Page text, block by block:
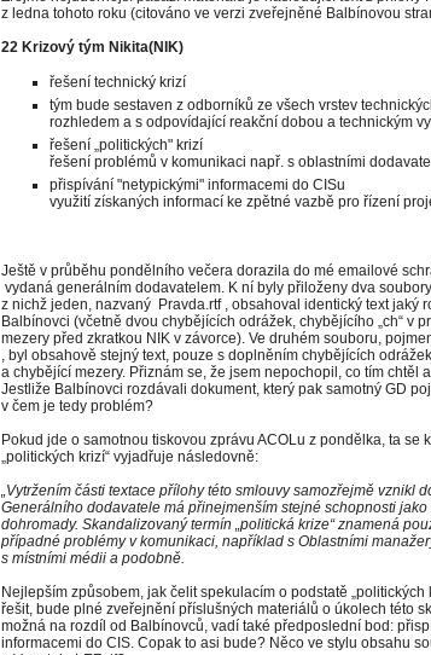
z ledna tohoto roku (citováno ve verzi zveřejněné Balbínovou
22 Krizový tým Nikita(NIK)
řešení technický krizí
tým bude sestaven z odborníků ze všech vrstev
rozhledem a s odpovídající reakční dobou a technickým
řešení „politických" krizí
řešení problémů v komunikaci např. s oblastními
přispívání "netypickými" informacemi do CISu
využití získaných informací ke zpětné vazbě pro řízení
Ještě v průběhu pondělního večera dorazila do mé emailové
vydaná generálním dodavatelem. K ní byly přiloženy dva
z nichž jeden, nazvaný Pravda.rtf , obsahoval identický text jaký
Balbínovci (včetně dvou chybějících odrážek, chybějícího „ch“ v
mezery před zkratkou NIK v závorce). Ve druhém souboru,
, byl obsahově stejný text, pouze s doplněním chybějících
a chybějící mezery. Přiznám se, že jsem nepochopil, co tím chtěl
Jestliže Balbínovci rozdávali dokument, který pak samotný GD
v čem je tedy problém?
Pokud jde o samotnou tiskovou zprávu ACOLu z pondělka, ta se
„politických krizí“ vyjadřuje následovně:
„Vytržením části textace přílohy této smlouvy samozřejmě vznikl
Generálního dodavatele má přinejmenším stejné schopnosti
dohromady. Skandalizovaný termín „politická krize“ znamená
případné problémy v komunikaci, například s Oblastními
s místními médii a podobně.
Nejlepším způsobem, jak čelit spekulacím o podstatě „politických
řešit, bude plné zveřejnění příslušných materiálů o úkolech této
možná na rozdíl od Balbínovců, vadí také předposlední bod:
informacemi do CIS. Copak to asi bude? Něco ve stylu obsahu